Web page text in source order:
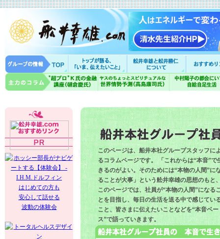
はじめての方も
安心して話せる
波動の体験会
このページは、船井本社グループスタッフに
るコラムページです。 「これからは“本音”で
きるのがよい。そのためには“本物の人間”に
ることが大事」という舩井幸雄の思想のもと
このページでは、社員が“本物の人間”になる
とを目指し、毎日の生活を送る中で感じてい
こと、皆さまに伝えたいことなどを“本音ベー
ス”で語っていきます。